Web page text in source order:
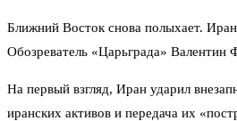
Ближний Восток снова полыхает.
Обозреватель «Царьграда» Валентин
На первый взгляд, Иран ударил
иранских активов и передача их